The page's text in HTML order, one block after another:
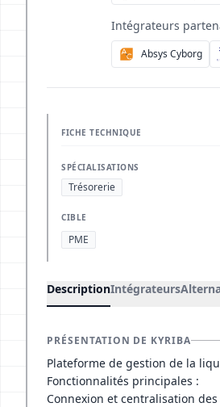
Intégrateurs
Absys Cyborg
FICHE TECHNIQUE
SPÉCIALISATIONS
Trésorerie
CIBLE
PME
DescriptionIntégrateurs
PRÉSENTATION DE KYRIBA
Plateforme de gestion de la
Fonctionnalités principales :
Connexion et centralisation